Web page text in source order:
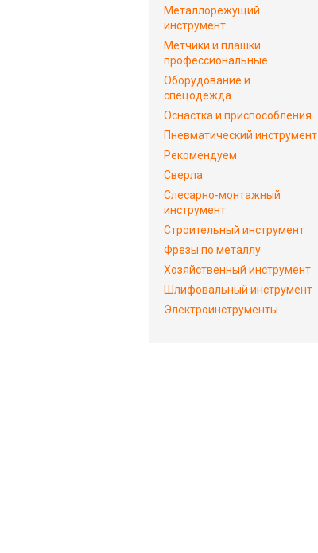
Металлорежущий
инструмент
Метчики и плашки
профессиональные
Оборудование и
спецодежда
Оснастка и приспособления
Пневматический инструмент
Рекомендуем
Сверла
Слесарно-монтажный
инструмент
Строительный инструмент
Фрезы по металлу
Хозяйственный инструмент
Шлифовальный инструмент
Электроинструменты